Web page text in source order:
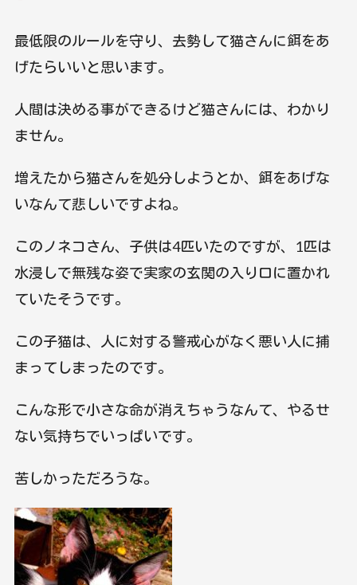
最低限のルールを守り、去勢して猫さんに餌をあ
げたらいいと思います。
人間は決める事ができるけど猫さんには、わかり
ません。
増えたから猫さんを処分しようとか、餌をあげな
いなんて悲しいですよね。
このノネコさん、子供は4匹いたのですが、1匹は
水浸しで無残な姿で実家の玄関の入り口に置かれ
ていたそうです。
この子猫は、人に対する警戒心がなく悪い人に捕
まってしまったのです。
こんな形で小さな命が消えちゃうなんて、やるせ
ない気持ちでいっぱいです。
苦しかっただろうな。